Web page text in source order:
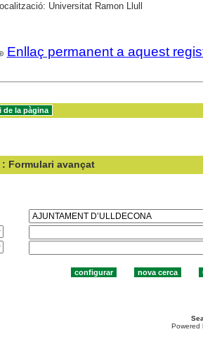
Universitat Ramon Llull
Enllaç permanent a aquest
Formulari avançat